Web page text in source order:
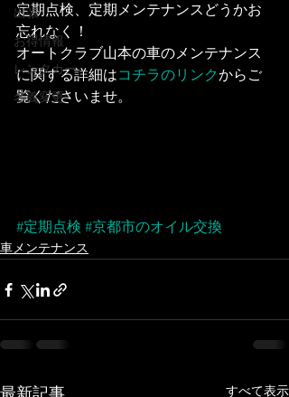
出張
お得情報
レンタカー
名義変更
定期点検、定期メンテナンスどうかお
忘れなく！
オートクラブ山本の車のメンテナンス
に関する詳細はコチラのリンクからご
覧くださいませ。
#定期点検 #京都市のオイル交換
車メンテナンス
すべて表示